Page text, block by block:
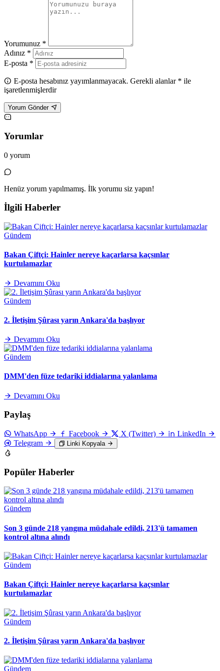
Yorumunuz *
Adınız *
E-posta *
E-posta hesabınız yayımlanmayacak. Gerekli alanlar * ile
işaretlenmişlerdir
Yorum Gönder
Yorumlar
0 yorum
Henüz yorum yapılmamış. İlk yorumu siz yapın!
İlgili Haberler
Gündem
Bakan Çiftçi: Hainler nereye kaçarlarsa kaçsınlar
kurtulamazlar
Devamını Oku
Gündem
2. İletişim Şûrası yarın Ankara'da başlıyor
Devamını Oku
Gündem
DMM'den füze tedariki iddialarına yalanlama
Devamını Oku
Paylaş
WhatsApp Facebook X (Twitter)
LinkedIn
Telegram
Linki Kopyala
Popüler Haberler
Gündem
Son 3 günde 218 yangına müdahale edildi, 213'ü tamamen
kontrol altına alındı
Gündem
Bakan Çiftçi: Hainler nereye kaçarlarsa kaçsınlar
kurtulamazlar
Gündem
2. İletişim Şûrası yarın Ankara'da başlıyor
Gündem